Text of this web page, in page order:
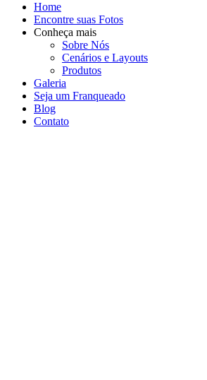
Home
Encontre suas Fotos
Conheça mais
Sobre Nós
Cenários e Layouts
Produtos
Galeria
Seja um Franqueado
Blog
Contato